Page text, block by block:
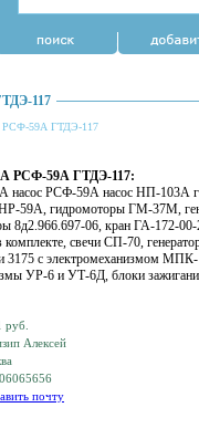
117
59А ГТДЭ-117
РСФ-59А ГТДЭ-117:
насос РСФ-59А насос НП-103А
гидромоторы ГМ-37М,
06, кран ГА-172-00-
комплекте, свечи СП-70,
3175 с электромеханизмом
УР-6 и УТ-6Д, блоки
руб.
Алексей
почту